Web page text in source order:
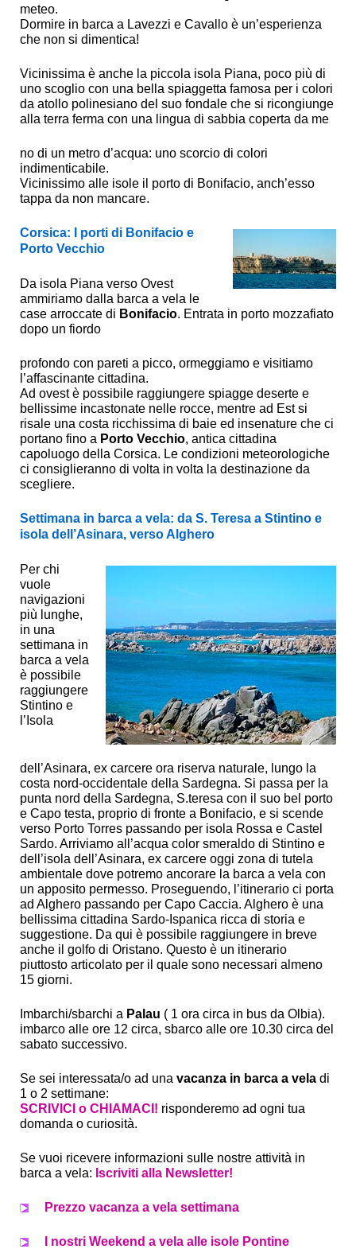
meteo.
Dormire in barca a Lavezzi e Cavallo è un’esperienza
che non si dimentica!
Vicinissima è anche la piccola isola Piana, poco più di
uno scoglio con una bella spiaggetta famosa per i colori
da atollo polinesiano del suo fondale che si ricongiunge
alla terra ferma con una lingua di sabbia coperta da me
no di un metro d’acqua: uno scorcio di colori
indimenticabile.
Vicinissimo alle isole il porto di Bonifacio, anch’esso
tappa da non mancare.
Corsica: I porti di Bonifacio e
Porto Vecchio
Da isola Piana verso Ovest
ammiriamo dalla barca a vela le
case arroccate di Bonifacio. Entrata in porto mozzafiato
dopo un fiordo
profondo con pareti a picco, ormeggiamo e visitiamo
l’affascinante cittadina.
Ad ovest è possibile raggiungere spiagge deserte e
bellissime incastonate nelle rocce, mentre ad Est si
risale una costa ricchissima di baie ed insenature che ci
portano fino a Porto Vecchio, antica cittadina
capoluogo della Corsica. Le condizioni meteorologiche
ci consiglieranno di volta in volta la destinazione da
scegliere.
Settimana in barca a vela: da S. Teresa a Stintino e
isola dell’Asinara, verso Alghero
Per chi
vuole
navigazioni
più lunghe,
in una
settimana in
barca a vela
è possibile
raggiungere
Stintino e
l’Isola
dell’Asinara, ex carcere ora riserva naturale, lungo la
costa nord-occidentale della Sardegna. Si passa per la
punta nord della Sardegna, S.teresa con il suo bel porto
e Capo testa, proprio di fronte a Bonifacio, e si scende
verso Porto Torres passando per isola Rossa e Castel
Sardo. Arriviamo all’acqua color smeraldo di Stintino e
dell’isola dell’Asinara, ex carcere oggi zona di tutela
ambientale dove potremo ancorare la barca a vela con
un apposito permesso. Proseguendo, l’itinerario ci porta
ad Alghero passando per Capo Caccia. Alghero è una
bellissima cittadina Sardo-Ispanica ricca di storia e
suggestione. Da qui è possibile raggiungere in breve
anche il golfo di Oristano. Questo è un itinerario
piuttosto articolato per il quale sono necessari almeno
15 giorni.
Imbarchi/sbarchi a Palau ( 1 ora circa in bus da Olbia).
imbarco alle ore 12 circa, sbarco alle ore 10.30 circa del
sabato successivo.
Se sei interessata/o ad una vacanza in barca a vela di
1 o 2 settimane:
SCRIVICI o CHIAMACI! risponderemo ad ogni tua
domanda o curiosità.
Se vuoi ricevere informazioni sulle nostre attività in
barca a vela: Iscriviti alla Newsletter!
Prezzo vacanza a vela settimana
I nostri Weekend a vela alle isole Pontine